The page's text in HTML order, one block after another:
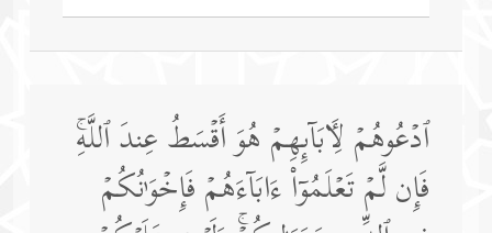
ٱدۡعُوهُمۡ لِـَٔابَاۤىِٕهِمۡ هُوَ أَقۡسَطُ عِندَ ٱللَّهِۚ
فَإِن لَّمۡ تَعۡلَمُوۤا۟ ءَابَاۤءَهُمۡ فَإِخۡوَ ٰ⁠نُكُمۡ